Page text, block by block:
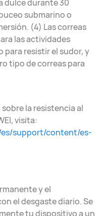
dulce durante 30
submarino o
(4) Las correas
las actividades
resistir el sudor, y
tipo de correas para
la resistencia al
visita:
support/content/es-
y el
el desgaste diario. Se
tu dispositivo a un